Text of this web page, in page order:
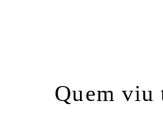
Quem viu